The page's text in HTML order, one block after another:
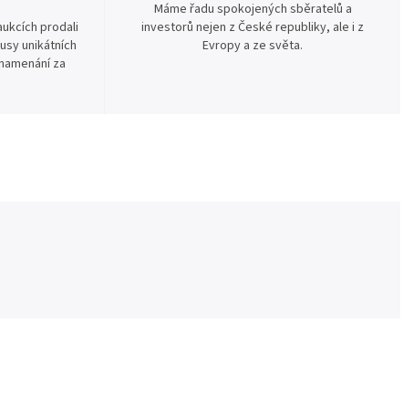
prodali
unikátních
za
Máme řadu spokojených sběratelů a
investorů nejen z České republiky, ale i z
Evropy a ze světa.